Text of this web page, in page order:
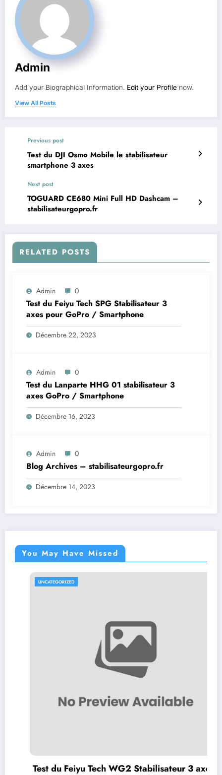
Admin
Add your Biographical Information. Edit your Profile now.
View All Posts
Previous post
Test du DJI Osmo Mobile le stabilisateur
smartphone 3 axes
Next post
TOGUARD CE680 Mini Full HD Dashcam –
stabilisateurgopro.fr
RELATED POSTS
Admin 0
Test du Feiyu Tech SPG Stabilisateur 3
axes pour GoPro / Smartphone
Décembre 22, 2023
Admin 0
Test du Lanparte HHG 01 stabilisateur 3
axes GoPro / Smartphone
Décembre 16, 2023
Admin 0
Blog Archives – stabilisateurgopro.fr
Décembre 14, 2023
You May Have Missed
UNCATEGORIZED
Test du Feiyu Tech WG2 Stabilisateur 3 axes